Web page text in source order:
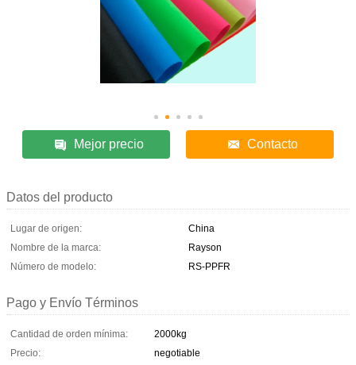
Mejor precio Contacto
Datos del producto
Lugar de origen:
China
Nombre de la marca:
Rayson
Número de modelo:
RS-PPFR
Pago y Envío Términos
Cantidad de orden mínima:
2000kg
Precio:
negotiable